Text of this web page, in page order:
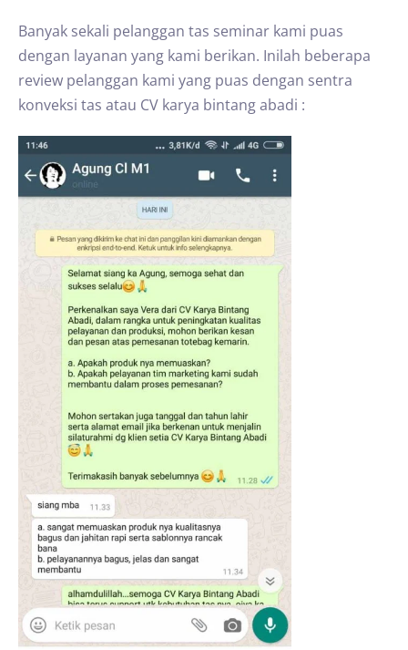
Banyak sekali pelanggan tas seminar kami puas
dengan layanan yang kami berikan. Inilah beberapa
review pelanggan kami yang puas dengan sentra
konveksi tas atau CV karya bintang abadi :